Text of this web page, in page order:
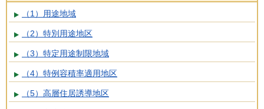
（1）用途地域
（2）特別用途地区
（3）特定用途制限地域
（4）特例容積率適用地区
（5）高層住居誘導地区